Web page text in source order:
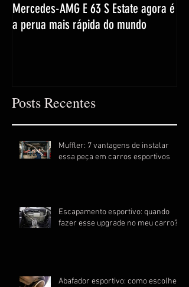
Mercedes-AMG E 63 S Estate agora é
a perua mais rápida do mundo
Posts Recentes
Muffler: 7 vantagens de instalar
essa peça em carros esportivos
Escapamento esportivo: quando
fazer esse upgrade no meu carro?
Abafador esportivo: como escolher